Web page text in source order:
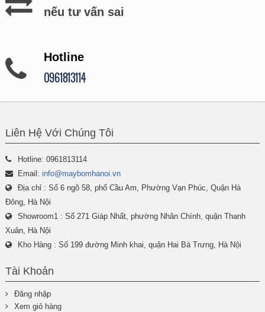
nếu tư vấn sai
Hotline
0961813114
Liên Hệ Với Chúng Tôi
Hotline: 0961813114
Email: info@maybomhanoi.vn
Địa chỉ : Số 6 ngõ 58, phố Cầu Am, Phường Vạn Phúc, Quận Hà
Đông, Hà Nội
Showroom1 : Số 271 Giáp Nhất, phường Nhân Chính, quận Thanh
Xuân, Hà Nội
Kho Hàng : Số 199 đường Minh khai, quận Hai Bà Trưng, Hà Nội
Tài Khoản
Đăng nhập
Xem giỏ hàng